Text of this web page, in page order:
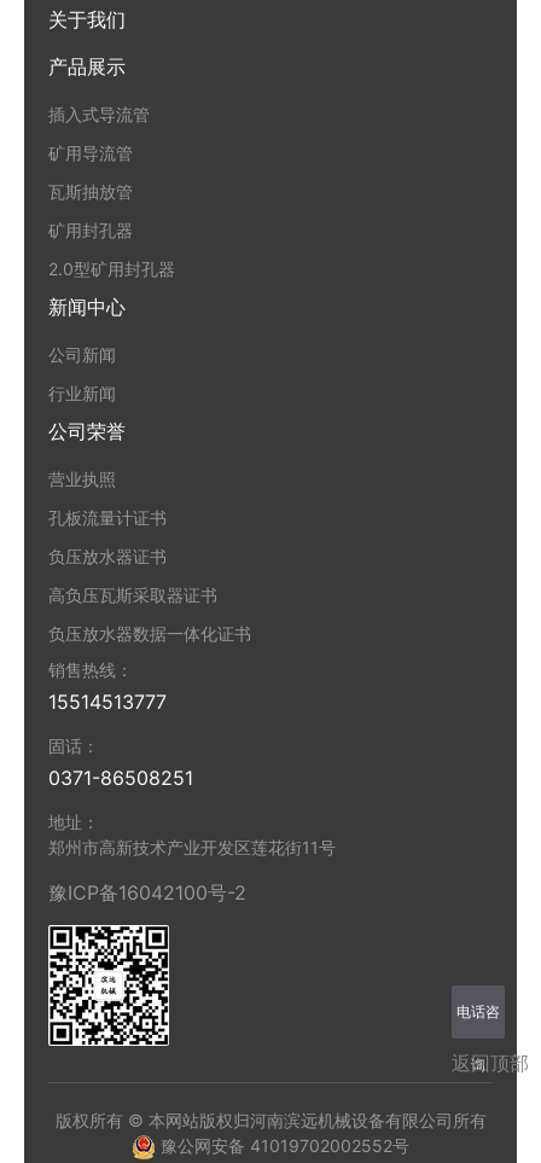
关于我们
产品展示
插入式导流管
矿用导流管
瓦斯抽放管
矿用封孔器
2.0型矿用封孔器
新闻中心
公司新闻
行业新闻
公司荣誉
营业执照
孔板流量计证书
负压放水器证书
高负压瓦斯采取器证书
负压放水器数据一体化证书
销售热线：
15514513777
固话：
0371-86508251
地址：
郑州市高新技术产业开发区莲花街11号
豫ICP备16042100号-2
版权所有 © 本网站版权归河南滨远机械设备有限公司所有
豫公网安备 41019702002552号
电话咨
询
返回顶部